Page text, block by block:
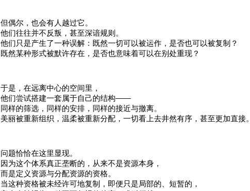
但偶尔，也会有人越过它。
他们往往并不反叛，甚至深谙规则。
他们只是产生了一种误解：既然一切可以被运作，是否也可以被复制？
既然某种形式被默许存在，是否也意味着可以在别处重现？
于是，在远离中心的空间里，
他们尝试搭建一套属于自己的结构——
同样的筛选，同样的安排，同样的接近与撤离。
美丽被重新组织，温柔被重新分配，一切看上去井然有序，甚至更加直接。
问题恰恰在这里显现。
因为这个体系真正垄断的，从来不是资源本身，
而是定义资源与分配资源的资格。
当这种资格被未经许可地复制，即便只是局部的、短暂的，